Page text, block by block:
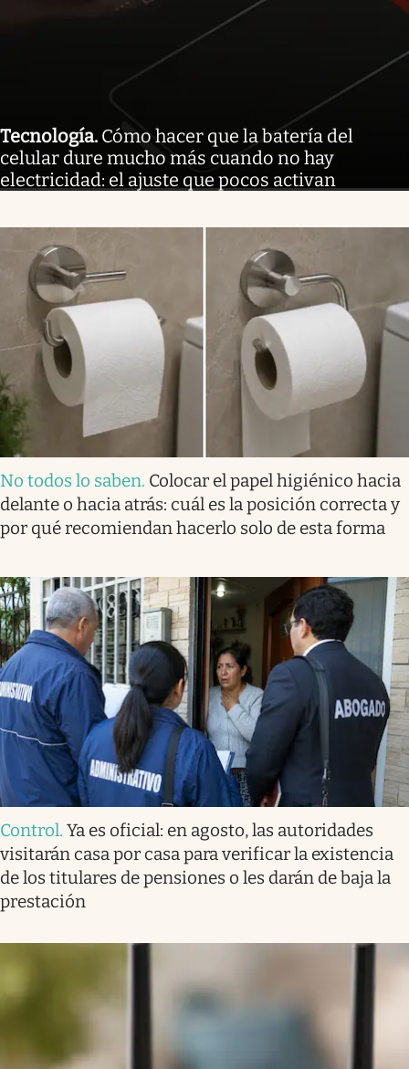
Tecnología. Cómo hacer que la batería del
celular dure mucho más cuando no hay
electricidad: el ajuste que pocos activan
No todos lo saben. Colocar el papel higiénico hacia
delante o hacia atrás: cuál es la posición correcta y
por qué recomiendan hacerlo solo de esta forma
Control. Ya es oficial: en agosto, las autoridades
visitarán casa por casa para verificar la existencia
de los titulares de pensiones o les darán de baja la
prestación